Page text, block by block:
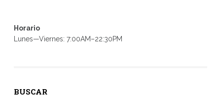
Horario
Lunes—Viernes: 7:00AM–22:30PM
BUSCAR